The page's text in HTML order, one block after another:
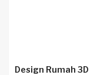
Design Rumah 3D